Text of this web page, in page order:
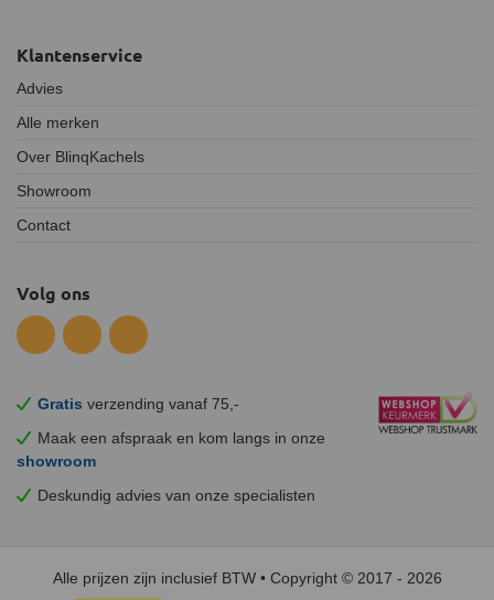
Gratis verzending vanaf 75,-
Maak een afspraak en kom langs in onze
showroom
Deskundig advies van onze specialisten
Klantenservice
Advies
Alle merken
Over BlinqKachels
Showroom
Contact
Volg ons
Alle prijzen zijn inclusief BTW • Copyright © 2017 - 2026